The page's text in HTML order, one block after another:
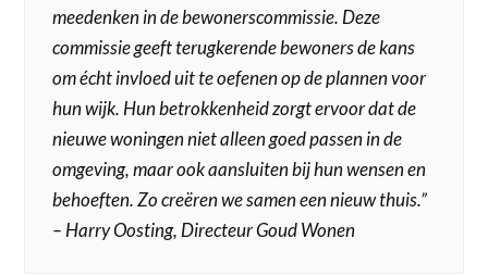
meedenken in de bewonerscommissie. Deze
commissie geeft terugkerende bewoners de kans
om écht invloed uit te oefenen op de plannen voor
hun wijk. Hun betrokkenheid zorgt ervoor dat de
nieuwe woningen niet alleen goed passen in de
omgeving, maar ook aansluiten bij hun wensen en
behoeften. Zo creëren we samen een nieuw thuis.”
– Harry Oosting, Directeur Goud Wonen